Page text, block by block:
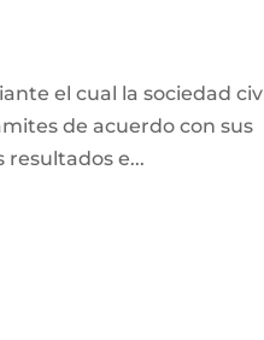
el cual la sociedad
de acuerdo con sus
e...